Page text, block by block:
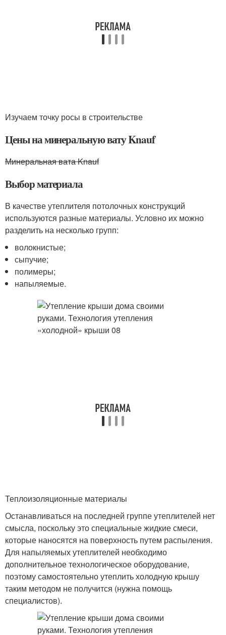
Изучаем точку росы в строительстве
Цены на минеральную вату Knauf
Минеральная вата Knauf
Выбор материала
В качестве утеплителя потолочных конструкций
используются разные материалы. Условно их можно
разделить на несколько групп:
волокнистые;
сыпучие;
полимеры;
напыляемые.
Теплоизоляционные материалы
Останавливаться на последней группе утеплителей нет
смысла, поскольку это специальные жидкие смеси,
которые наносятся на поверхность путем распыления.
Для напыляемых утеплителей необходимо
дополнительное технологическое оборудование,
поэтому самостоятельно утеплить холодную крышу
таким методом не получится (нужна помощь
специалистов).